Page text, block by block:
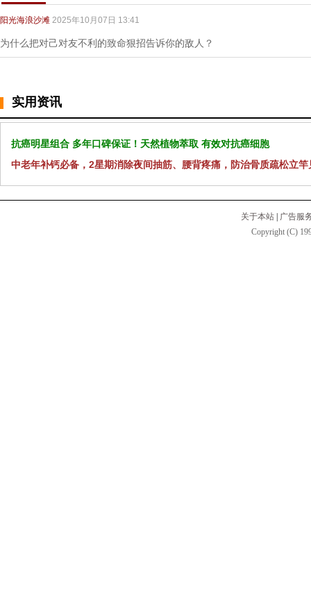
阳光海浪沙滩 2025年10月07日 13:41
为什么把对己对友不利的致命狠招告诉你的敌人？
实用资讯
抗癌明星组合 多年口碑保证！天然植物萃取 有效对抗癌细胞
中老年补钙必备，2星期消除夜间抽筋、腰背疼痛，防治骨质疏松立竿
关于本站
广告服
Copyright (C)